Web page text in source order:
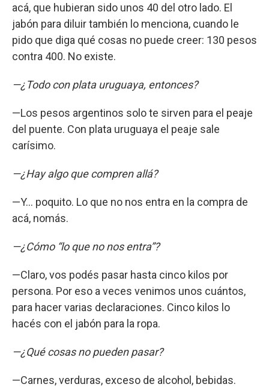
acá, que hubieran sido unos 40 del otro lado. El
jabón para diluir también lo menciona, cuando le
pido que diga qué cosas no puede creer: 130 pesos
contra 400. No existe.
—¿Todo con plata uruguaya, entonces?
—Los pesos argentinos solo te sirven para el peaje
del puente. Con plata uruguaya el peaje sale
carísimo.
—¿Hay algo que compren allá?
—Y… poquito. Lo que no nos entra en la compra de
acá, nomás.
—¿Cómo “lo que no nos entra”?
—Claro, vos podés pasar hasta cinco kilos por
persona. Por eso a veces venimos unos cuántos,
para hacer varias declaraciones. Cinco kilos lo
hacés con el jabón para la ropa.
—¿Qué cosas no pueden pasar?
—Carnes, verduras, exceso de alcohol, bebidas.